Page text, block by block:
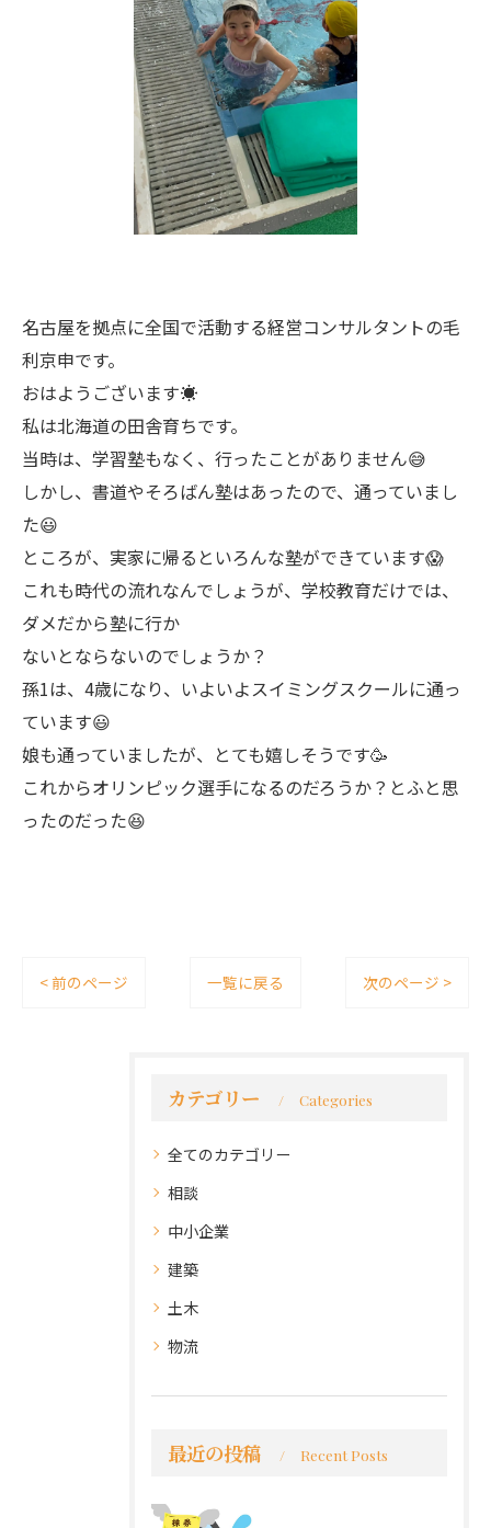
名古屋を拠点に全国で活動する経営コンサルタントの毛
利京申です。
おはようございます☀
私は北海道の田舎育ちです。
当時は、学習塾もなく、行ったことがありません😅
しかし、書道やそろばん塾はあったので、通っていまし
た😃
ところが、実家に帰るといろんな塾ができています😱
これも時代の流れなんでしょうが、学校教育だけでは、
ダメだから塾に行か
ないとならないのでしょうか？
孫1は、4歳になり、いよいよスイミングスクールに通っ
ています😃
娘も通っていましたが、とても嬉しそうです🥳
これからオリンピック選手になるのだろうか？とふと思
ったのだった😆
< 前のページ 一覧に戻る 次のページ >
カテゴリー Categories
全てのカテゴリー
相談
中小企業
建築
土木
物流
最近の投稿 Recent Posts